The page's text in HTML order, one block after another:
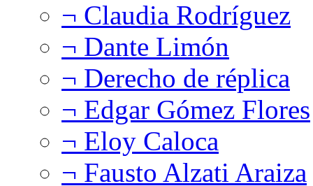
¬ Claudia Rodríguez
¬ Dante Limón
¬ Derecho de réplica
¬ Edgar Gómez Flores
¬ Eloy Caloca
¬ Fausto Alzati Araiza